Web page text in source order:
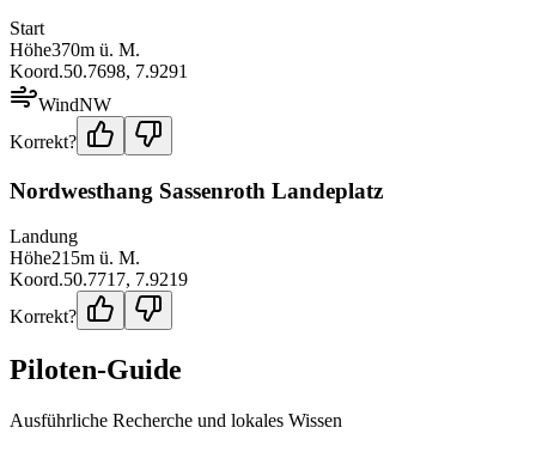
Start
Höhe370m ü. M.
Koord.50.7698, 7.9291
WindNW
Korrekt?
Nordwesthang Sassenroth Landeplatz
Landung
Höhe215m ü. M.
Koord.50.7717, 7.9219
Korrekt?
Piloten-Guide
Ausführliche Recherche und lokales Wissen